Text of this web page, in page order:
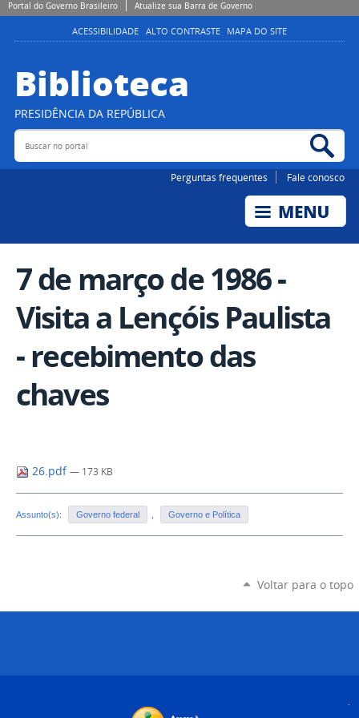
Portal do Governo Brasileiro Atualize sua Barra de Governo
ACESSIBILIDADE ALTO CONTRASTE MAPA DO SITE
Biblioteca
PRESIDÊNCIA DA REPÚBLICA
Buscar no portal
Perguntas frequentes Fale conosco
7 de março de 1986 -
Visita a Lençóis Paulista
- recebimento das
chaves
26.pdf — 173 KB
Assunto(s): Governo federal Governo e Política
Voltar para o topo